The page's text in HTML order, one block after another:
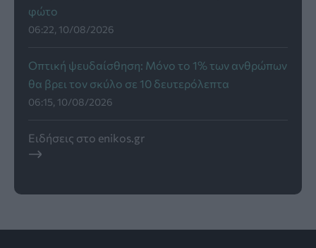
φώτο
06:22, 10/08/2026
Οπτική ψευδαίσθηση: Μόνο το 1% των ανθρώπων
θα βρει τον σκύλο σε 10 δευτερόλεπτα
06:15, 10/08/2026
Ειδήσεις στο enikos.gr